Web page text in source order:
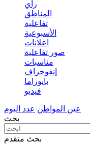
رأي
المناطق
تفاعلية
الأسبوعية
اعلانات
صور تفاعلية
مناسبات
إنفوجراف
بانوراما
فيديو
عين المواطن عدد اليوم
بحث
بحث متقدم